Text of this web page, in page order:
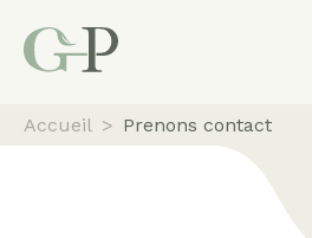
Accueil > Prenons contact